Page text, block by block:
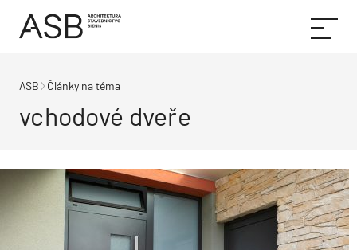
ASB Články na téma
vchodové dveře